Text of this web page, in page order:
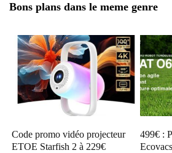
Bons plans dans le meme genre
Code promo vidéo projecteur
ETOE Starfish 2 à 229€
499€ :